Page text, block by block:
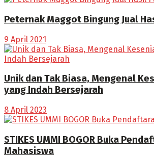
Peternak Maggot Bingung Jual
9 April 2021
Unik dan Tak Biasa, Mengenal
yang Indah Bersejarah
8 April 2023
STIKES UMMI BOGOR Buka
Mahasiswa